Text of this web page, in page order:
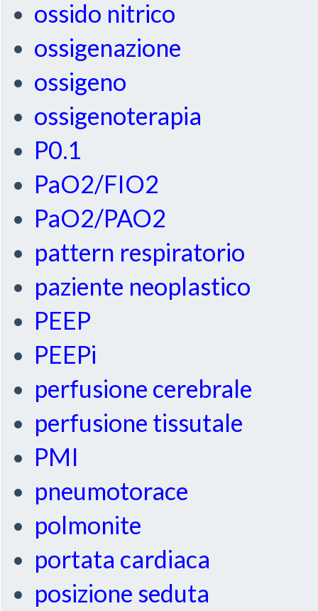
ossido nitrico
ossigenazione
ossigeno
ossigenoterapia
P0.1
PaO2/FIO2
PaO2/PAO2
pattern respiratorio
paziente neoplastico
PEEP
PEEPi
perfusione cerebrale
perfusione tissutale
PMI
pneumotorace
polmonite
portata cardiaca
posizione seduta